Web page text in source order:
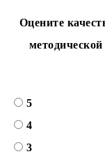
Оцените
5
4
3